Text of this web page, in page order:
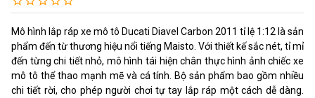
Mô hình lắp ráp xe mô tô Ducati Diavel Carbon 2011 tỉ lệ 1:12 là sản
phẩm đến từ thương hiệu nổi tiếng Maisto. Với thiết kế sắc nét, tỉ mỉ
đến từng chi tiết nhỏ, mô hình tái hiện chân thực hình ảnh chiếc xe
mô tô thể thao mạnh mẽ và cá tính. Bộ sản phẩm bao gồm nhiều
chi tiết rời, cho phép người chơi tự tay lắp ráp một cách dễ dàng.